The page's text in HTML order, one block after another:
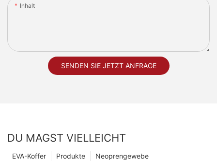
Inhalt
SENDEN SIE JETZT ANFRAGE
DU MAGST VIELLEICHT
Neoprengewebe
Produkte
EVA-Koffer